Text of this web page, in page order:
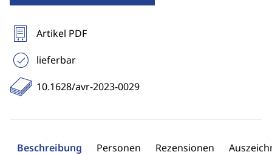
Artikel PDF
lieferbar
10.1628/avr-2023-0029
Beschreibung Personen Rezensionen